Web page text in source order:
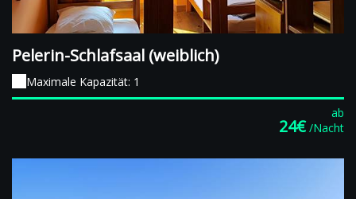
Pelerin-Schlafsaal (weiblich)
Maximale Kapazität: 1
ab
24€ /Nacht